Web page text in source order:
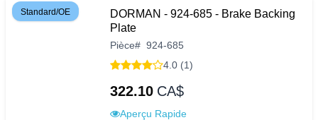
Standard/OE
DORMAN - 924-685 - Brake Backing
Plate
Pièce# 924-685
4.0 (1)
322.10 CA$
Aperçu Rapide